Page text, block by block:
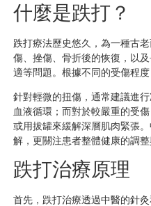
什麼是跌打？
跌打療法歷史悠久，為一種古
傷、挫傷、骨折後的恢復，以
適等問題。根據不同的受傷程
針對輕微的扭傷，通常建議進
血液循環；而對於較嚴重的受
或用拔罐來緩解深層肌肉緊張
解，更關注患者整體健康的調整
跌打治療原理
首先，跌打治療透過中醫的針